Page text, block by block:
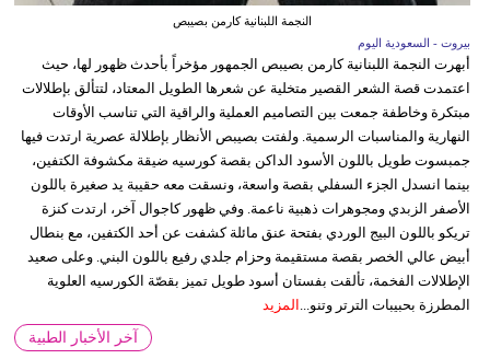
النجمة اللبنانية كارمن بصيبص
بيروت - السعودية اليوم
أبهرت النجمة اللبنانية كارمن بصيبص الجمهور مؤخراً بأحدث ظهور لها، حيث
اعتمدت قصة الشعر القصير متخلية عن شعرها الطويل المعتاد، لتتألق بإطلالات
مبتكرة وخاطفة جمعت بين التصاميم العملية والراقية التي تناسب الأوقات
النهارية والمناسبات الرسمية. ولفتت بصيبص الأنظار بإطلالة عصرية ارتدت فيها
جمبسوت طويل باللون الأسود الداكن بقصة كورسيه ضيقة مكشوفة الكتفين،
بينما انسدل الجزء السفلي بقصة واسعة، ونسقت معه حقيبة يد صغيرة باللون
الأصفر الزبدي ومجوهرات ذهبية ناعمة. وفي ظهور كاجوال آخر، ارتدت كنزة
تريكو باللون البيج الوردي بفتحة عنق مائلة كشفت عن أحد الكتفين، مع بنطال
أبيض عالي الخصر بقصة مستقيمة وحزام جلدي رفيع باللون البني. وعلى صعيد
الإطلالات الفخمة، تألقت بفستان أسود طويل تميز بقصّة الكورسيه العلوية
المطرزة بحبيبات الترتر وتنو... المزيد
آخر الأخبار الطبية